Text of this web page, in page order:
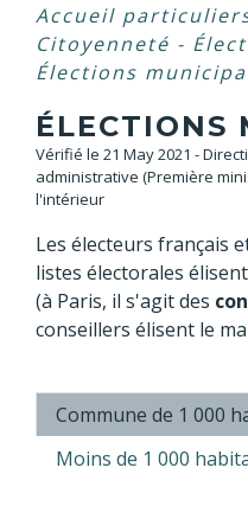
Accueil
Citoyenneté -
Élections
ÉLECTIONS
Vérifié le 21 May 2021 -
administrative (Première
l'intérieur
Les électeurs français
listes électorales
(à Paris, il s'agit des
conseillers élisent le
Commune de 1 000
Moins de 1 000